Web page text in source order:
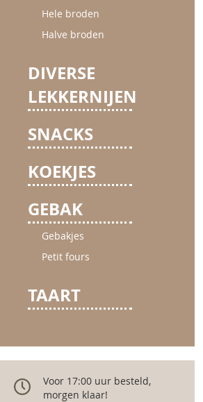
Hele broden
Halve broden
DIVERSE
LEKKERNIJEN
SNACKS
KOEKJES
GEBAK
Gebakjes
Petit fours
TAART
Voor 17:00 uur besteld,
morgen klaar!